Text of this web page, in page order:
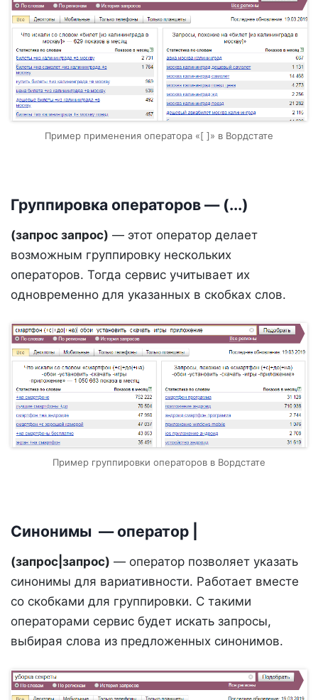
Пример применения оператора «[ ]» в Вордстате
Группировка операторов — (...)
(запрос запрос) — этот оператор делает
возможным группировку нескольких
операторов. Тогда сервис учитывает их
одновременно для указанных в скобках слов.
Пример группировки операторов в Вордстате
Синонимы — оператор |
(запрос|запрос) — оператор позволяет указать
синонимы для вариативности. Работает вместе
со скобками для группировки. С такими
операторами сервис будет искать запросы,
выбирая слова из предложенных синонимов.